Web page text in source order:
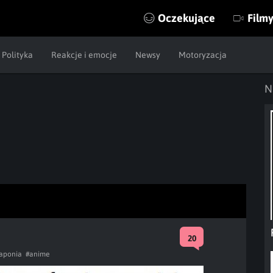
Oczekujące Filmy
Polityka Reakcje i emocje Newsy Motoryzacja
20
#anime